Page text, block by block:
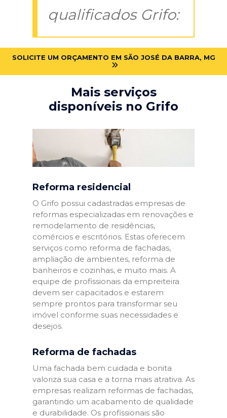
qualificados Grifo:
SOLICITE UM ORÇAMENTO EM SÃO JOSÉ DA BARRA, MG
Mais serviços
disponíveis no Grifo
Reforma residencial
O Grifo possui cadastradas empresas de
reformas especializadas em renovações e
remodelamento de residências,
comércios e escritórios. Estas oferecem
serviços como reforma de fachadas,
ampliação de ambientes, reforma de
banheiros e cozinhas, e muito mais. A
equipe de profissionais da empreiteira
devem ser capacitados e estarem
sempre prontos para transformar seu
imóvel conforme suas necessidades e
desejos.
Reforma de fachadas
Uma fachada bem cuidada e bonita
valoriza sua casa e a torna mais atrativa. As
empresas realizam reformas de fachadas,
garantindo um acabamento de qualidade
e durabilidade. Os profissionais são